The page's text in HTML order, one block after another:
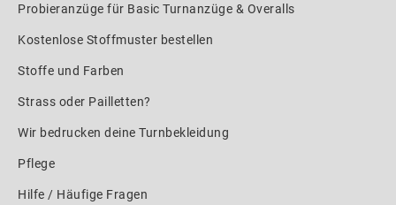
Probieranzüge für Basic Turnanzüge & Overalls
Kostenlose Stoffmuster bestellen
Stoffe und Farben
Strass oder Pailletten?
Wir bedrucken deine Turnbekleidung
Pflege
Hilfe / Häufige Fragen